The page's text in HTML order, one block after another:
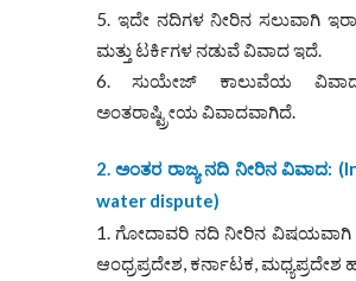
ಇದೇ ನದಿಗಳ ನೀರಿನ ಸಲುವಾಗಿ
ಮತ್ತು ಟರ್ಕಿಗಳ ನಡುವೆ ವಿವಾದ ಇದೆ.
ಸುಯೇಜ್‌ ಕಾಲುವೆಯ
ಅಂತರಾಷ್ಟ್ರೀಯ ವಿವಾದವಾಗಿದೆ.
2.ಅಂತರ ರಾಜ್ಯ ನದಿ ನೀರಿನ ವಿವಾದ: (
water dispute)
ಗೋದಾವರಿ ನದಿ ನೀರಿನ ವಿಷಯವಾಗಿ
ಆಂಧ್ರಪ್ರದೇಶ, ಕರ್ನಾಟಕ, ಮಧ್ಯಪ್ರದೇಶ